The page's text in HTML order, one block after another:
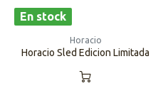
En stock
Horacio
Horacio Sled Edicion Limitada